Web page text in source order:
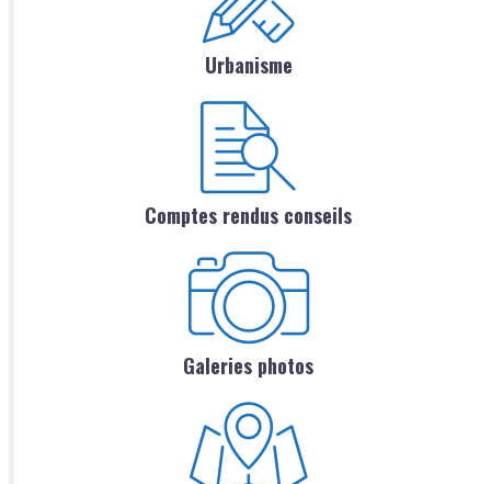
Urbanisme
Comptes rendus conseils
Galeries photos